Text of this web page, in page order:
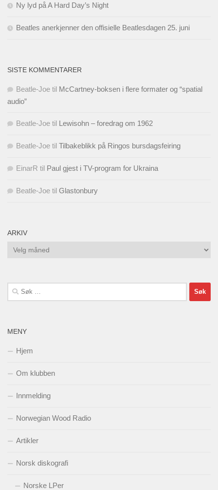
Ny lyd på A Hard Day’s Night
Beatles anerkjenner den offisielle Beatlesdagen 25. juni
SISTE KOMMENTARER
Beatle-Joe til McCartney-boksen i flere formater og “spatial
audio”
Beatle-Joe til Lewisohn – foredrag om 1962
Beatle-Joe til Tilbakeblikk på Ringos bursdagsfeiring
EinarR til Paul gjest i TV-program for Ukraina
Beatle-Joe til Glastonbury
ARKIV
Arkiv
Søk
etter:
MENY
Hjem
Om klubben
Innmelding
Norwegian Wood Radio
Artikler
Norsk diskografi
Norske LPer